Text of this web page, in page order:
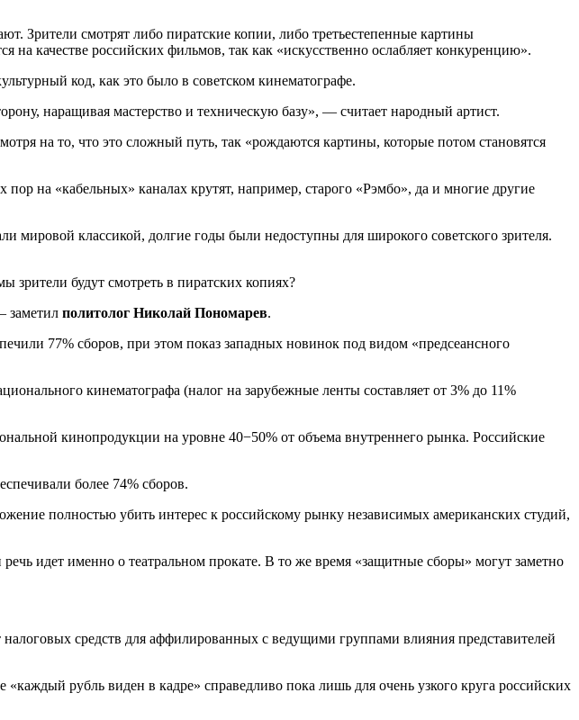
Зрители смотрят либо пиратские копии, либо третьестепенные картины
качестве российских фильмов, так как «искусственно ослабляет конкуренцию».
код, как это было в советском кинематографе.
наращивая мастерство и техническую базу», — считает народный артист.
на то, что это сложный путь, так «рождаются картины, которые потом становятся
на «кабельных» каналах крутят, например, старого «Рэмбо», да и многие другие
мировой классикой, долгие годы были недоступны для широкого советского зрителя.
зрители будут смотреть в пиратских копиях?
заметил политолог Николай Пономарев.
77% сборов, при этом показ западных новинок под видом «предсеансного
кинематографа (налог на зарубежные ленты составляет от 3% до 11%
кинопродукции на уровне 40−50% от объема внутреннего рынка. Российские
более 74% сборов.
полностью убить интерес к российскому рынку независимых американских студий,
идет именно о театральном прокате. В то же время «защитные сборы» могут заметно
средств для аффилированных с ведущими группами влияния представителей
рубль виден в кадре» справедливо пока лишь для очень узкого круга российских